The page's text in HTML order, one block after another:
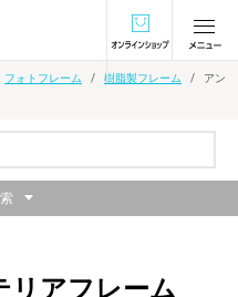
オンラインショ
フォトフレーム 樹脂製フレーム
アン
リアフレーム